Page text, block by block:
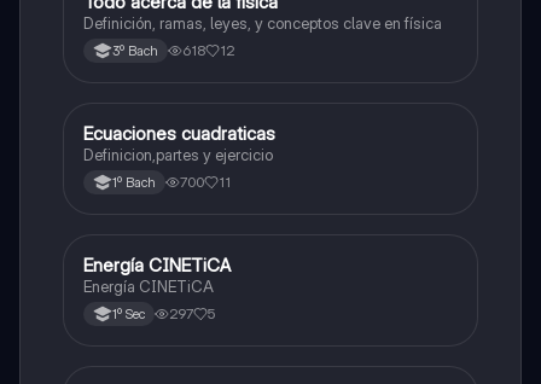
Definición, ramas, leyes, y conceptos clave en física
3º Bach 618 12
Física
Ecuaciones cuadraticas
Definicion,partes y ejercicio
1º Bach 700 11
Física
Energía CINETiCA
Energía CINETiCA
1º Sec 297 5